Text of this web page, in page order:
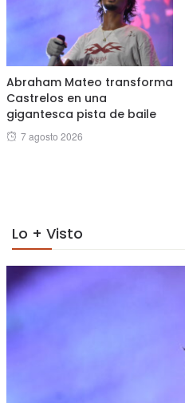
Abraham Mateo transforma
Castrelos en una
gigantesca pista de baile
Posted
7 agosto 2026
Lo + Visto